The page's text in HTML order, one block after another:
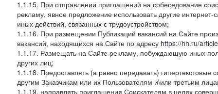
1.1.15. При отправлении приглашений на собеседование
рекламу, явное предложение использовать другие
иных действий, связанных с трудоустройством;
1.1.16. При размещении Публикаций вакансий на Сайте
вакансий, находящихся на Сайте по адресу https://hh.ru/
1.1.17. Размещать на Сайте рекламу, побуждающую иных
других лиц;
1.1.18. Предоставлять (а равно передавать)
другим Заказчикам или их Пользователям и\или третьим
1.1.19. направлять приглашения Соискателям в целях